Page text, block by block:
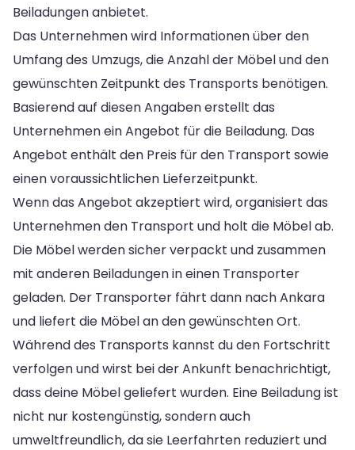
Beiladungen anbietet.
Das Unternehmen wird Informationen über den
Umfang des Umzugs, die Anzahl der Möbel und den
gewünschten Zeitpunkt des Transports benötigen.
Basierend auf diesen Angaben erstellt das
Unternehmen ein Angebot für die Beiladung. Das
Angebot enthält den Preis für den Transport sowie
einen voraussichtlichen Lieferzeitpunkt.
Wenn das Angebot akzeptiert wird, organisiert das
Unternehmen den Transport und holt die Möbel ab.
Die Möbel werden sicher verpackt und zusammen
mit anderen Beiladungen in einen Transporter
geladen. Der Transporter fährt dann nach Ankara
und liefert die Möbel an den gewünschten Ort.
Während des Transports kannst du den Fortschritt
verfolgen und wirst bei der Ankunft benachrichtigt,
dass deine Möbel geliefert wurden. Eine Beiladung ist
nicht nur kostengünstig, sondern auch
umweltfreundlich, da sie Leerfahrten reduziert und